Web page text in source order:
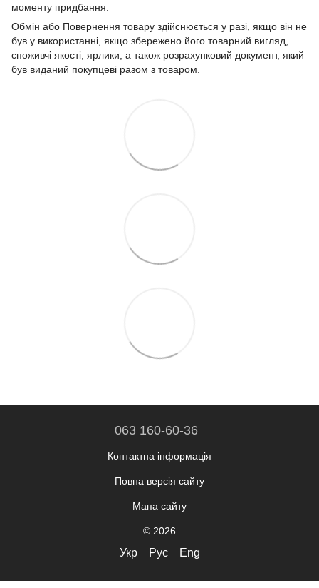
моменту придбання.
Обмін або Повернення товару здійснюється у разі, якщо він не
був у використанні, якщо збережено його товарний вигляд,
споживчі якості, ярлики, а також розрахунковий документ, який
був виданий покупцеві разом з товаром.
063 160-60-36
Контактна інформація
Повна версія сайту
Мапа сайту
© 2026
Укр Рус Eng